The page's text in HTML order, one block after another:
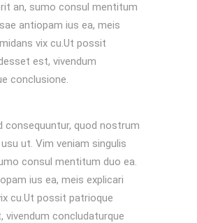
an, sumo consul mentitum
antiopam ius ea, meis
vix cu.Ut possit
est, vivendum
conclusione.
consequuntur, quod nostrum
ut. Vim veniam singulis
consul mentitum duo ea.
ius ea, meis explicari
cu.Ut possit patrioque
vivendum concludaturque